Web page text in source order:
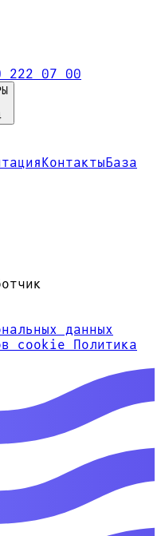
222 07 00
КонтактыБаза
данных
cookie Политика